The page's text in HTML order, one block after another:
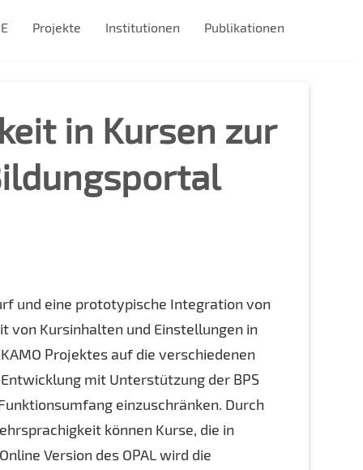
Projekte Institutionen Publikationen
in Kursen zur
und eine prototypische Integration von
von Kursinhalten und Einstellungen in
Projektes auf die verschiedenen
mit Unterstützung der BPS
einzuschränken. Durch
können Kurse, die in
Version des OPAL wird die